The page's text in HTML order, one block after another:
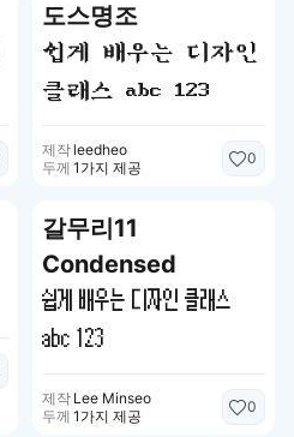
도스명조
쉽게 배우는 디자인
클래스 abc 123
제작 leedheo
두께 1가지 제공
0
갈무리11
Condensed
쉽게 배우는 디자인 클래스
abc 123
제작 Lee Minseo
두께 1가지 제공
0